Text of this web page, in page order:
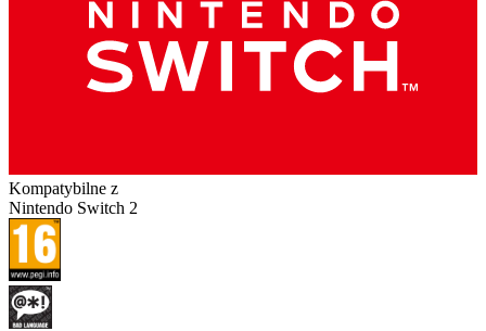
Kompatybilne z
Nintendo Switch 2